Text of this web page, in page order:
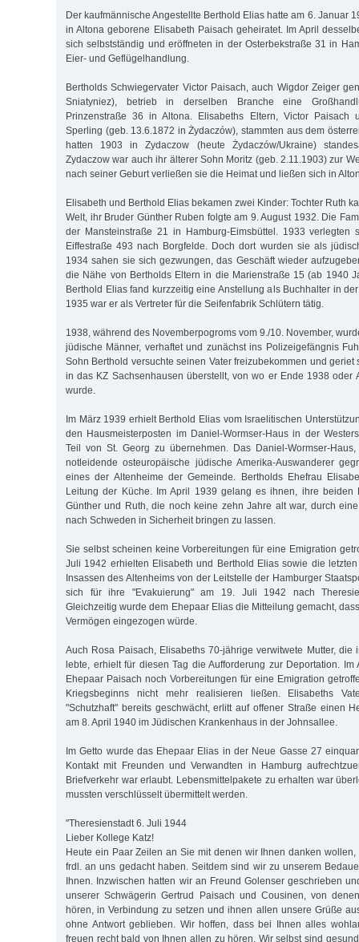
Der kaufmännische Angestellte Berthold Elias hatte am 6. Januar
in Altona geborene Elisabeth Paisach geheiratet. Im April
sich selbstständig und eröffneten in der Osterbekstraße 31 in
Eier- und Geflügelhandlung.
Bertholds Schwiegervater Victor Paisach, auch Wigdor Zeiger
Sniatyniez), betrieb in derselben Branche eine
Prinzenstraße 36 in Altona. Elisabeths Eltern, Victor Paisach
Sperling (geb. 13.6.1872 in Żydaczów), stammten aus dem
hatten 1903 in Zydaczow (heute Żydaczów/Ukraine)
Zydaczow war auch ihr älterer Sohn Moritz (geb. 2.11.1903) zur
nach seiner Geburt verließen sie die Heimat und ließen sich in
Elisabeth und Berthold Elias bekamen zwei Kinder: Tochter Ruth
Welt, ihr Bruder Günther Ruben folgte am 9. August 1932. Die
der Mansteinstraße 21 in Hamburg-Eimsbüttel. 1933 verlegten
Eiffestraße 493 nach Borgfelde. Doch dort wurden sie als
1934 sahen sie sich gezwungen, das Geschäft wieder
die Nähe von Bertholds Eltern in die Marienstraße 15 (ab 1940
Berthold Elias fand kurzzeitig eine Anstellung als Buchhalter in
1935 war er als Vertreter für die Seifenfabrik Schlütern tätig.
1938, während des Novemberpogroms vom 9./10. November,
jüdische Männer, verhaftet und zunächst ins Polizeigefängnis
Sohn Berthold versuchte seinen Vater freizubekommen und geriet
in das KZ Sachsenhausen überstellt, von wo er Ende 1938 oder
wurde.
Im März 1939 erhielt Berthold Elias vom Israelitischen
den Hausmeisterposten im Daniel-Wormser-Haus in der
Teil von St. Georg zu übernehmen. Das Daniel-Wormser-
notleidende osteuropäische jüdische Amerika-Auswanderer
eines der Altenheime der Gemeinde. Bertholds Ehefrau
Leitung der Küche. Im April 1939 gelang es ihnen, ihre beiden
Günther und Ruth, die noch keine zehn Jahre alt war, durch
nach Schweden in Sicherheit bringen zu lassen.
Sie selbst scheinen keine Vorbereitungen für eine Emigration
Juli 1942 erhielten Elisabeth und Berthold Elias sowie die
Insassen des Altenheims von der Leitstelle der Hamburger
sich für ihre "Evakuierung" am 19. Juli 1942 nach
Gleichzeitig wurde dem Ehepaar Elias die Mitteilung gemacht,
Vermögen eingezogen würde.
Auch Rosa Paisach, Elisabeths 70-jährige verwitwete Mutter, die
lebte, erhielt für diesen Tag die Aufforderung zur Deportation. Im
Ehepaar Paisach noch Vorbereitungen für eine Emigration
Kriegsbeginns nicht mehr realisieren ließen. Elisabeths
"Schutzhaft" bereits geschwächt, erlitt auf offener Straße einen
am 8. April 1940 im Jüdischen Krankenhaus in der Johnsallee.
Im Getto wurde das Ehepaar Elias in der Neue Gasse 27
Kontakt mit Freunden und Verwandten in Hamburg
Briefverkehr war erlaubt. Lebensmittelpakete zu erhalten war
mussten verschlüsselt übermittelt werden.
"Theresienstadt 6. Juli 1944
Lieber Kollege Katz!
Heute ein Paar Zeilen an Sie mit denen wir Ihnen danken
frdl. an uns gedacht haben. Seitdem sind wir zu unserem
Ihnen. Inzwischen hatten wir an Freund Golenser geschrieben
unserer Schwägerin Gertrud Paisach und Cousinen, von
hören, in Verbindung zu setzen und ihnen allen unsere Grüße
ohne Antwort geblieben. Wir hoffen, dass bei Ihnen alles
freuen recht bald von Ihnen allen zu hören. Wir selbst sind